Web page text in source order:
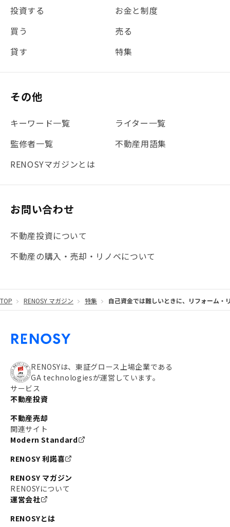
#REIT
#新型コロナ #ETF #固定資産税
#団体信用生命保険
#贈与税 #災害に備える
#書類
#リノシーチャンネル
#不動産投資体験レポ
#地震対策
#セミナー #渋谷
#ふるさと納税
#法人化
#クラウドファンディング #JR京浜東北線
#まとめ #融資 #目黒
#JR湘南新宿ライン
#20代 #都営浅草線
#東急東横線
#都営大江戸線
#都営三田線 #不労所得
#私の資産ポートフォリオ
#わたしのリノベーションストーリー #JR横須賀線
#東京メトロ副都心線
#東京メトロ銀座線
#東京メトロ半蔵門線
#日暮里・舎人ライナー
投資する
お金と制度
買う
売る
貸す
特集
その他
キーワード一覧
ライター一覧
監修者一覧
不動産用語集
RENOSYマガジンとは
お問い合わせ
不動産投資について
不動産の購入・売却・リノベについて
TOP RENOSY マガジン 特集 自己資金では難しいときに、リフォーム・
RENOSYは、東証グロース上場企業である
GA technologiesが運営しています。
サービス
不動産投資
不動産売却
関連サイト
Modern Standard
RENOSY 利諾喜
RENOSY マガジン
RENOSYについて
運営会社
RENOSYとは